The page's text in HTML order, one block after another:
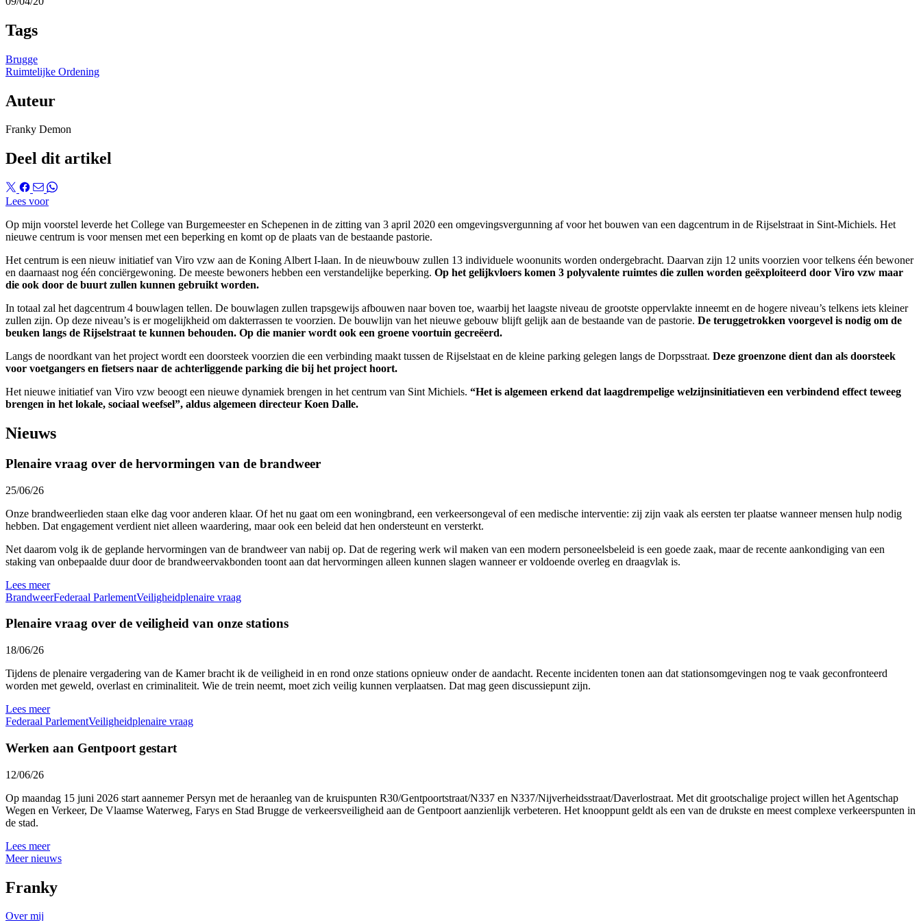
Tags
Brugge
Ruimtelijke Ordening
Auteur
Franky Demon
Deel dit artikel
Lees voor
Op mijn voorstel leverde het College van Burgemeester en Schepenen in de zitting van 3 april 2020 een omgevingsvergunning af voor het bouwen van een dagcentrum in de Rijselstraat in Sint-Michiels. Het
nieuwe centrum is voor mensen met een beperking en komt op de plaats van de bestaande pastorie.
Het centrum is een nieuw initiatief van Viro vzw aan de Koning Albert I-laan. In de nieuwbouw zullen 13 individuele woonunits worden ondergebracht. Daarvan zijn 12 units voorzien voor telkens één bewoner
en daarnaast nog één conciërgewoning. De meeste bewoners hebben een verstandelijke beperking. Op het gelijkvloers komen 3 polyvalente ruimtes die zullen worden geëxploiteerd door Viro vzw maar
die ook door de buurt zullen kunnen gebruikt worden.
In totaal zal het dagcentrum 4 bouwlagen tellen. De bouwlagen zullen trapsgewijs afbouwen naar boven toe, waarbij het laagste niveau de grootste oppervlakte inneemt en de hogere niveau’s telkens iets kleiner
zullen zijn. Op deze niveau’s is er mogelijkheid om dakterrassen te voorzien. De bouwlijn van het nieuwe gebouw blijft gelijk aan de bestaande van de pastorie. De teruggetrokken voorgevel is nodig om de
beuken langs de Rijselstraat te kunnen behouden. Op die manier wordt ook een groene voortuin gecreëerd.
Langs de noordkant van het project wordt een doorsteek voorzien die een verbinding maakt tussen de Rijselstaat en de kleine parking gelegen langs de Dorpsstraat. Deze groenzone dient dan als doorsteek
voor voetgangers en fietsers naar de achterliggende parking die bij het project hoort.
Het nieuwe initiatief van Viro vzw beoogt een nieuwe dynamiek brengen in het centrum van Sint Michiels. “Het is algemeen erkend dat laagdrempelige welzijnsinitiatieven een verbindend effect teweeg
brengen in het lokale, sociaal weefsel”, aldus algemeen directeur Koen Dalle.
Nieuws
Plenaire vraag over de hervormingen van de brandweer
25/06/26
Onze brandweerlieden staan elke dag voor anderen klaar. Of het nu gaat om een woningbrand, een verkeersongeval of een medische interventie: zij zijn vaak als eersten ter plaatse wanneer mensen hulp nodig
hebben. Dat engagement verdient niet alleen waardering, maar ook een beleid dat hen ondersteunt en versterkt.
Net daarom volg ik de geplande hervormingen van de brandweer van nabij op. Dat de regering werk wil maken van een modern personeelsbeleid is een goede zaak, maar de recente aankondiging van een
staking van onbepaalde duur door de brandweervakbonden toont aan dat hervormingen alleen kunnen slagen wanneer er voldoende overleg en draagvlak is.
Lees meer
BrandweerFederaal ParlementVeiligheidplenaire vraag
Plenaire vraag over de veiligheid van onze stations
18/06/26
Tijdens de plenaire vergadering van de Kamer bracht ik de veiligheid in en rond onze stations opnieuw onder de aandacht. Recente incidenten tonen aan dat stationsomgevingen nog te vaak geconfronteerd
worden met geweld, overlast en criminaliteit. Wie de trein neemt, moet zich veilig kunnen verplaatsen. Dat mag geen discussiepunt zijn.
Lees meer
Federaal ParlementVeiligheidplenaire vraag
Werken aan Gentpoort gestart
12/06/26
Op maandag 15 juni 2026 start aannemer Persyn met de heraanleg van de kruispunten R30/Gentpoortstraat/N337 en N337/Nijverheidsstraat/Daverlostraat. Met dit grootschalige project willen het Agentschap
Wegen en Verkeer, De Vlaamse Waterweg, Farys en Stad Brugge de verkeersveiligheid aan de Gentpoort aanzienlijk verbeteren. Het knooppunt geldt als een van de drukste en meest complexe verkeerspunten in
de stad.
Lees meer
Meer nieuws
Franky
Over mij